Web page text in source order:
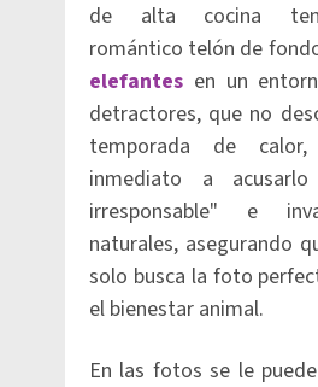
de alta cocina
romántico telón de
elefantes en un
detractores, que no
temporada de
inmediato a
irresponsable" e
naturales, asegurando
solo busca la foto
el bienestar animal.
En las fotos se le